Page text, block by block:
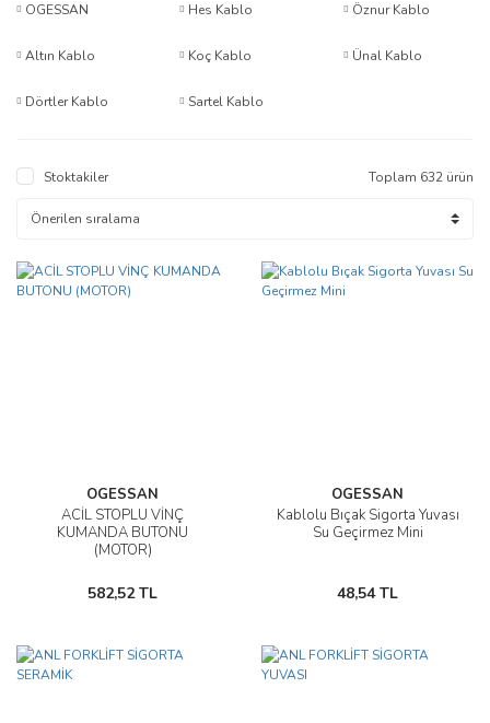
OGESSAN Hes Kablo Öznur Kablo
Altın Kablo Koç Kablo Ünal Kablo
Dörtler Kablo Sartel Kablo
Stoktakiler Toplam 632 ürün
OGESSAN
ACİL STOPLU VİNÇ
KUMANDA BUTONU
(MOTOR)
582,52 TL
OGESSAN
Kablolu Bıçak Sigorta Yuvası
Su Geçirmez Mini
48,54 TL